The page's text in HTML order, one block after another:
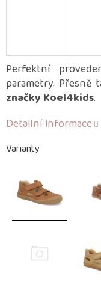
Varianty
Perfektní
parametry. Přesně
značky Koel4kids.
Detailní informace